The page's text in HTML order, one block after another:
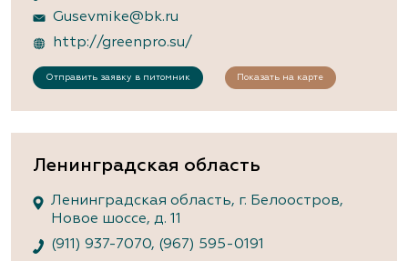
Gusevmike@bk.ru
http://greenpro.su/
Отправить заявку в питомник Показать на карте
Ленинградская область
Ленинградская область, г. Белоостров,
Новое шоссе, д. 11
(911) 937-7070, (967) 595-0191